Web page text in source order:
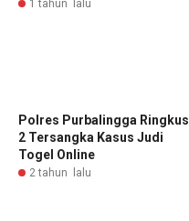
1 tahun lalu
Polres Purbalingga Ringkus
2 Tersangka Kasus Judi
Togel Online
2 tahun lalu